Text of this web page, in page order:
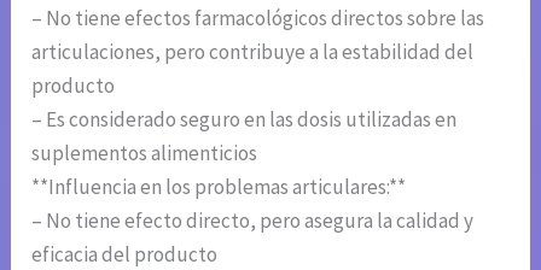
– No tiene efectos farmacológicos directos sobre las
articulaciones, pero contribuye a la estabilidad del
producto
– Es considerado seguro en las dosis utilizadas en
suplementos alimenticios
**Influencia en los problemas articulares:**
– No tiene efecto directo, pero asegura la calidad y
eficacia del producto